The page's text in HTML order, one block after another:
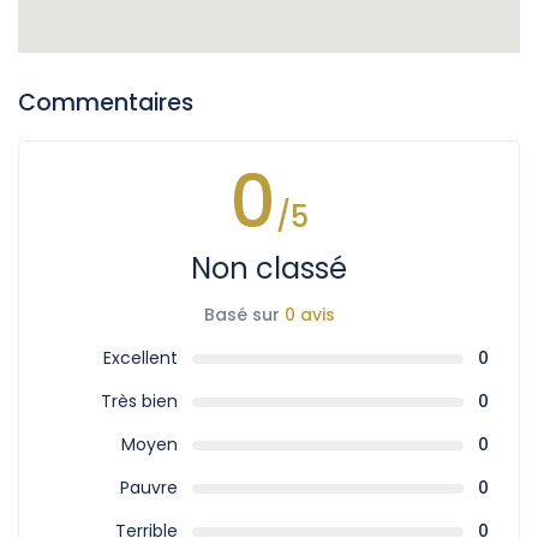
Commentaires
0/5
Non classé
Basé sur 0 avis
Excellent
0
Très bien
0
Moyen
0
Pauvre
0
Terrible
0